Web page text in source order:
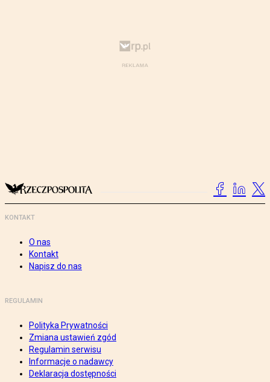
KONTAKT
O nas
Kontakt
Napisz do nas
REGULAMIN
Polityka Prywatności
Zmiana ustawień zgód
Regulamin serwisu
Informacje o nadawcy
Deklaracja dostępności